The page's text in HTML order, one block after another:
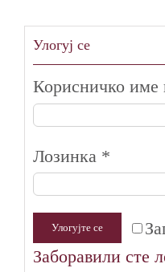
Улогуј се
Корисничко име
Лозинка *
Улогујте се
Заборавили сте